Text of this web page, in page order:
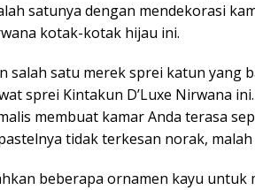
satunya dengan mendekorasi
kotak-kotak hijau ini.
salah satu merek sprei katun yang
sprei Kintakun D’Luxe Nirwana
membuat kamar Anda terasa
tidak terkesan norak,
beberapa ornamen kayu untuk